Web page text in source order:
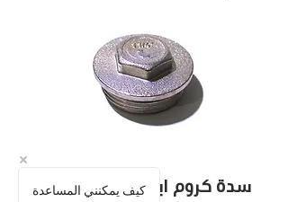
سدة كروم ايطاليكيف يمكنني المساعدة